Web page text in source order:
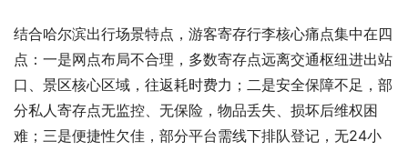
结合哈尔滨出行场景特点，游客寄存行李核心痛点集中在四
点：一是网点布局不合理，多数寄存点远离交通枢纽进出站
口、景区核心区域，往返耗时费力；二是安全保障不足，部
分私人寄存点无监控、无保险，物品丢失、损坏后维权困
难；三是便捷性欠佳，部分平台需线下排队登记，无24小